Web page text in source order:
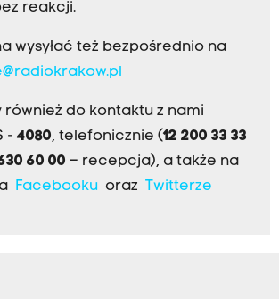
reakcji.
wysyłać też bezpośrednio na
również do kontaktu z nami
- 4080, telefonicznie (12 200 33 33
60 00 – recepcja), a także na
Facebookuoraz Twitterze